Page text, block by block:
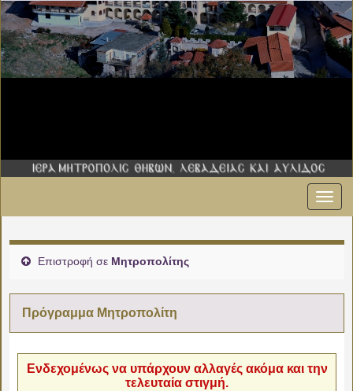
Επιστροφή σε Μητροπολίτης
Πρόγραμμα Μητροπολίτη
Ενδεχομένως να υπάρχουν αλλαγές ακόμα και την
τελευταία στιγμή.